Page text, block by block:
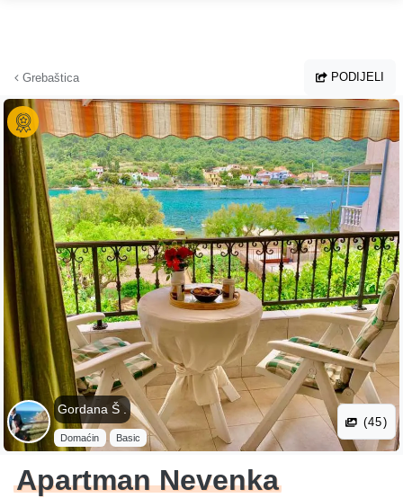
Grebaštica PODIJELI
Gordana Š .
Domaćin Basic
(45)
Apartman Nevenka